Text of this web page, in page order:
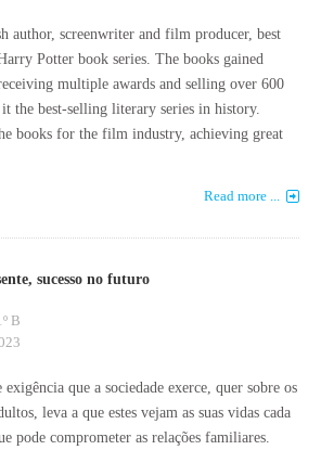
author, screenwriter and film producer, best
Potter book series. The books gained
multiple awards and selling over 600
the best-selling literary series in history.
books for the film industry, achieving great
Read more ...
sucesso no futuro
B
exigência que a sociedade exerce, quer sobre os
leva a que estes vejam as suas vidas cada
pode comprometer as relações familiares.